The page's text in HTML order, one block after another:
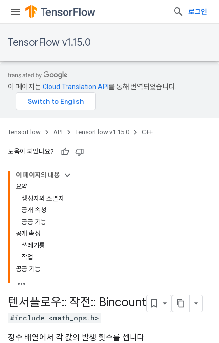
로그인
TensorFlow v1.15.0
이 페이지는Cloud Translation API 를 통해 번역되었습니다.
TensorFlow API TensorFlow v1.15.0 C++
도움이 되었나요?
이 페이지의 내용
요약
생성자와 소멸자
공개 속성
공공 기능
공개 속성
쓰레기통
작업
공공 기능
텐서플로우:: 작전:: Bincount
#include <math_ops.h>
정수 배열에서 각 값의 발생 횟수를 셉니다.